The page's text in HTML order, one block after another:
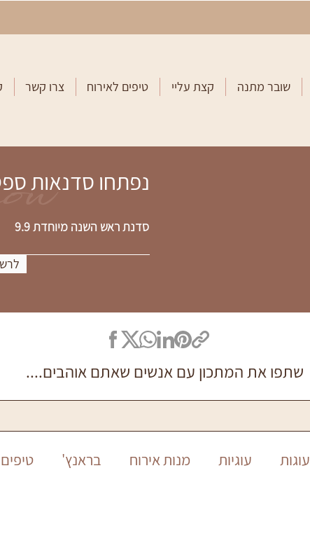
שובר מתנה קצת עליי טיפים לאירוח צרו קשר
נפתחו סדנאות
סדנת ראש השנה מיוחדת 9.9
שתפו את המתכון עם אנשים שאתם אוהבים....
עוגות עוגיות מנות אירוח בראנץ'